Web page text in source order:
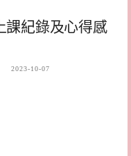
課紀錄及心得感
2023-10-07